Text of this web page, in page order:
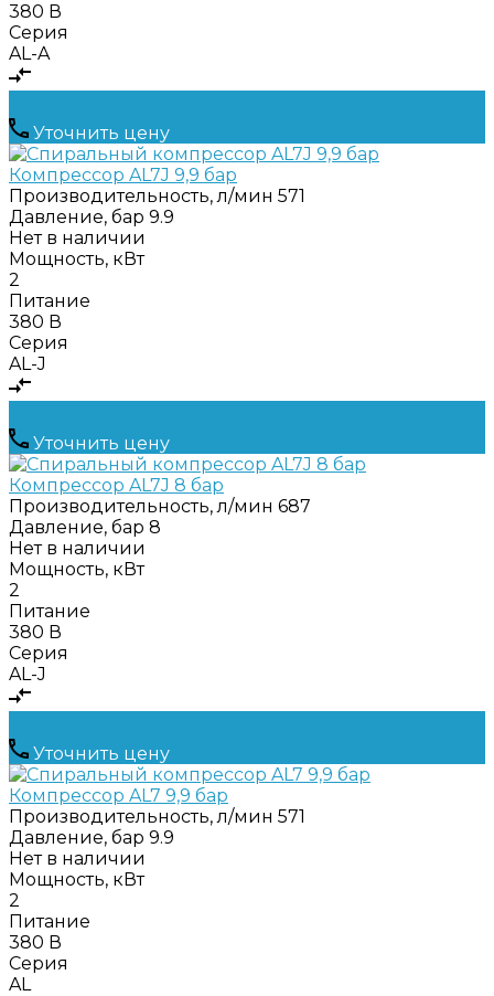
380 В
Серия
AL-A
Уточнить цену
Компрессор AL7J 9,9 бар
Производительность, л/мин 571
Давление, бар 9.9
Нет в наличии
Мощность, кВт
2
Питание
380 В
Серия
AL-J
Уточнить цену
Компрессор AL7J 8 бар
Производительность, л/мин 687
Давление, бар 8
Нет в наличии
Мощность, кВт
2
Питание
380 В
Серия
AL-J
Уточнить цену
Компрессор AL7 9,9 бар
Производительность, л/мин 571
Давление, бар 9.9
Нет в наличии
Мощность, кВт
2
Питание
380 В
Серия
AL